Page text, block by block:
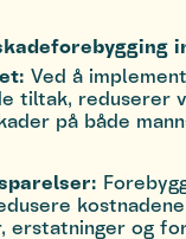
Ved å
tiltak, reduserer
på både
erstatninger og